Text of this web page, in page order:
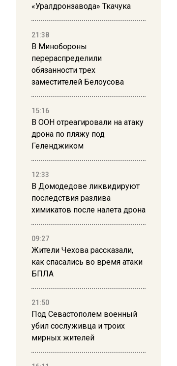
«Уралдронзавода» Ткачука
21:38
В Минобороны
перераспределили
обязанности трех
заместителей Белоусова
15:16
В ООН отреагировали на атаку
дрона по пляжу под
Геленджиком
12:33
В Домодедове ликвидируют
последствия разлива
химикатов после налета дрона
09:27
Жители Чехова рассказали,
как спасались во время атаки
БПЛА
21:50
Под Севастополем военный
убил сослуживца и троих
мирных жителей